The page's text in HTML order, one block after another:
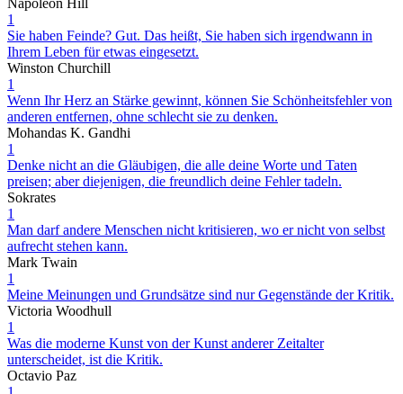
1
Sie haben Feinde? Gut. Das heißt, Sie haben sich irgendwann in
Ihrem Leben für etwas eingesetzt.
Winston Churchill
1
Wenn Ihr Herz an Stärke gewinnt, können Sie Schönheitsfehler von
anderen entfernen, ohne schlecht sie zu denken.
Mohandas K. Gandhi
1
Denke nicht an die Gläubigen, die alle deine Worte und Taten
preisen; aber diejenigen, die freundlich deine Fehler tadeln.
Sokrates
1
Man darf andere Menschen nicht kritisieren, wo er nicht von selbst
aufrecht stehen kann.
Mark Twain
1
Meine Meinungen und Grundsätze sind nur Gegenstände der Kritik.
Victoria Woodhull
1
Was die moderne Kunst von der Kunst anderer Zeitalter
unterscheidet, ist die Kritik.
Octavio Paz